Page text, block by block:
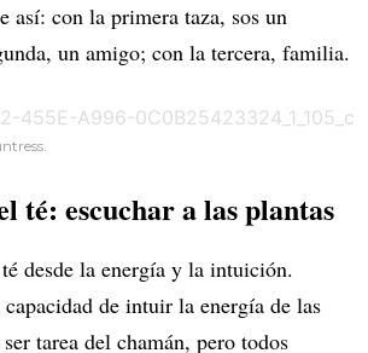
así: con la primera taza, sos un
un amigo; con la tercera, familia.
té: escuchar a las plantas
desde la energía y la intuición.
de intuir la energía de las
tarea del chamán, pero todos